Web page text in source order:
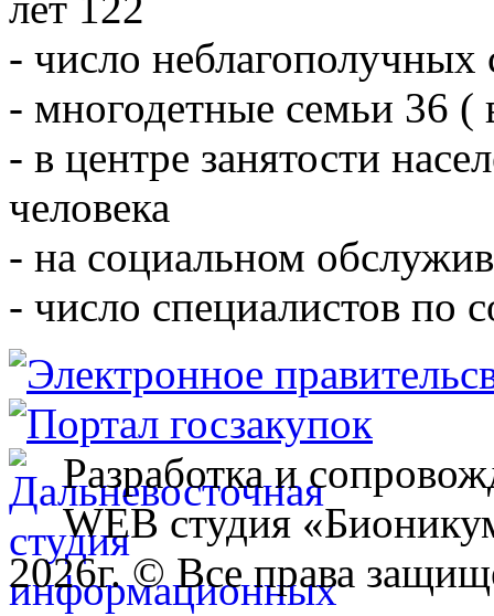
- число
- многодетные семьи 36 (
- в центре занятости
человека
- на социальном
- число специалистов по
Разработка и
WEB студия
2026г. © Все права